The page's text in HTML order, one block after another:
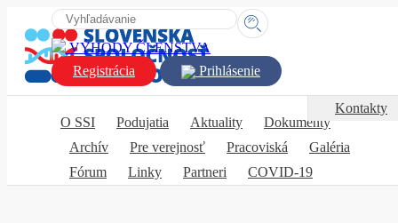
VÝHODY ČLENSTVA
Registrácia
Prihlásenie
O SSI Podujatia Aktuality
Dokumenty
Archív
Pre verejnosť Pracoviská
Galéria
Fórum
Linky Partneri
Kontakty
COVID-19